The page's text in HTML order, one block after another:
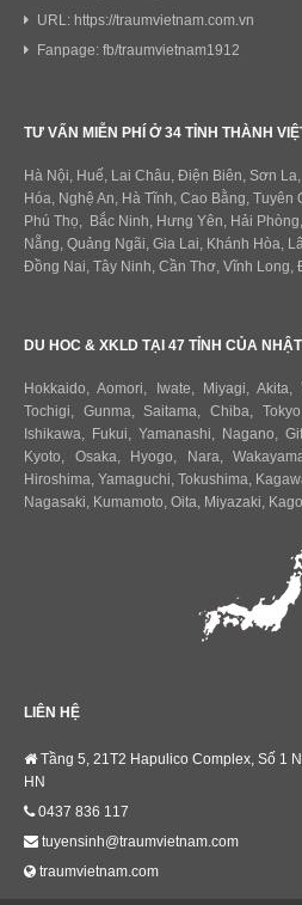
URL: https://traumvietnam.com.vn
Fanpage: fb/traumvietnam1912
TƯ VẤN MIỄN PHÍ Ở 34 TỈNH THÀNH
Hà Nội, Huế, Lai Châu, Điện Biên, Sơn
Hóa, Nghệ An, Hà Tĩnh, Cao Bằng, Tuyên
Phú Thọ, Bắc Ninh, Hưng Yên, Hải
Nẵng, Quảng Ngãi, Gia Lai, Khánh Hòa,
Đồng Nai, Tây Ninh, Cần Thơ, Vĩnh Long,
DU HOC & XKLD TẠI 47 TỈNH CỦA
Hokkaido ,Aomori Iwate Miyagi ,Akita ,
Tochigi
Gunma Saitama ,Chiba Tokyo
Ishikawa
Fukui, Yamanashi Nagano
Kyoto
Osaka Hyogo Nara ,
Hiroshima Yamaguchi Tokushima
Nagasaki Kumamoto Oita Miyazaki
LIÊN HỆ
Tầng 5, 21T2 Hapulico Complex, Số 1
HN
0437 836 117
tuyensinh@traumvietnam.com
traumvietnam.com